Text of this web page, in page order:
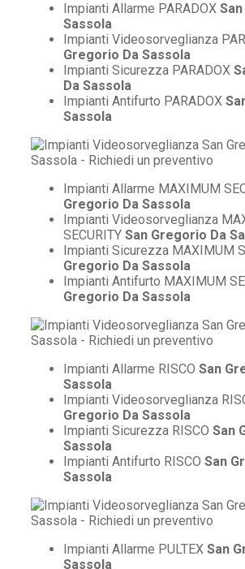
Impianti Allarme PARADOX
Sassola
Impianti Videosorveglianza
Gregorio Da Sassola
Impianti Sicurezza PARADOX
Da Sassola
Impianti Antifurto PARADOX
Sassola
Impianti Allarme MAXIMUM
Gregorio Da Sassola
Impianti Videosorveglianza
SECURITY San Gregorio Da
Impianti Sicurezza MAXIMUM
Gregorio Da Sassola
Impianti Antifurto MAXIMUM
Gregorio Da Sassola
Impianti Allarme RISCO San
Sassola
Impianti Videosorveglianza
Gregorio Da Sassola
Impianti Sicurezza RISCO San
Sassola
Impianti Antifurto RISCO San
Sassola
Impianti Allarme PULTEX San
Sassola